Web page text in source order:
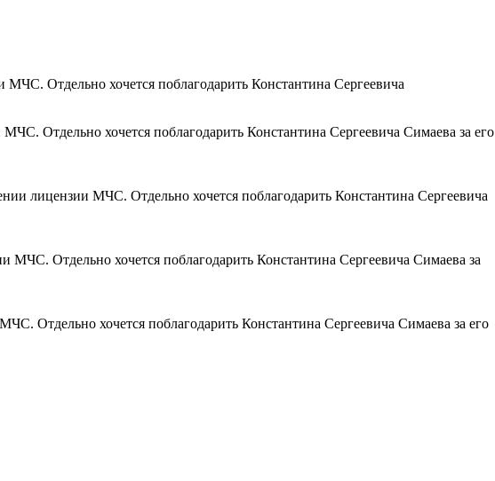
Отдельно хочется поблагодарить Константина Сергеевича
Отдельно хочется поблагодарить Константина Сергеевича Симаева за его
лицензии МЧС. Отдельно хочется поблагодарить Константина Сергеевича
Отдельно хочется поблагодарить Константина Сергеевича Симаева за
Отдельно хочется поблагодарить Константина Сергеевича Симаева за его